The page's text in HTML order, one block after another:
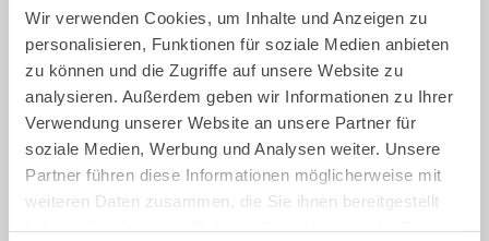
Wir verwenden Cookies, um Inhalte und Anzeigen zu
personalisieren, Funktionen für soziale Medien anbieten
zu können und die Zugriffe auf unsere Website zu
analysieren. Außerdem geben wir Informationen zu Ihrer
Verwendung unserer Website an unsere Partner für
soziale Medien, Werbung und Analysen weiter. Unsere
Partner führen diese Informationen möglicherweise mit
weiteren Daten zusammen, die Sie ihnen bereitgestellt
Mechanische Anbauwerkzeuge /
HYUNDAI HX130LCR